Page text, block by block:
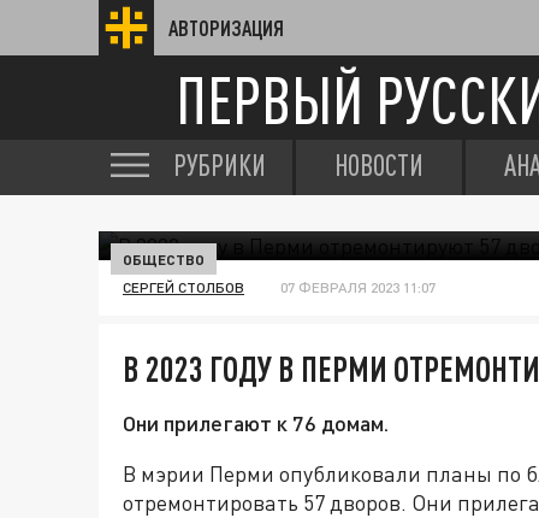
АВТОРИЗАЦИЯ
ПЕРВЫЙ
РУБРИКИ НОВОСТИ
ОБЩЕСТВО
СЕРГЕЙ СТОЛБОВ 07 ФЕВРАЛЯ 2023 11:07
В 2023 ГОДУ В ПЕРМИ
Они прилегают к 76 домам.
В мэрии Перми опубликовали планы по
отремонтировать 57 дворов. Они